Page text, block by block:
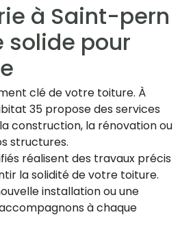
à Saint-pern
solide pour
clé de votre toiture. À
35 propose des services
construction, la rénovation ou
structures.
réalisent des travaux précis
la solidité de votre toiture.
installation ou une
à chaque